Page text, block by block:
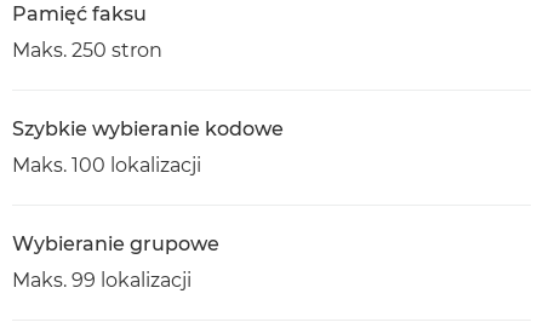
Pamięć faksu
Maks. 250 stron
Szybkie wybieranie kodowe
Maks. 100 lokalizacji
Wybieranie grupowe
Maks. 99 lokalizacji